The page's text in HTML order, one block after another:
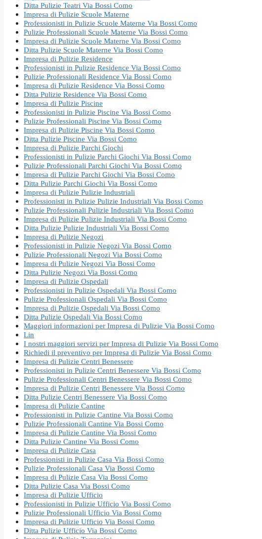
Ditta Pulizie Teatri Via Bossi Como
Impresa di Pulizie Scuole Materne
Professionisti in Pulizie Scuole Materne Via Bossi Como
Pulizie Professionali Scuole Materne Via Bossi Como
Impresa di Pulizie Scuole Materne Via Bossi Como
Ditta Pulizie Scuole Materne Via Bossi Como
Impresa di Pulizie Residence
Professionisti in Pulizie Residence Via Bossi Como
Pulizie Professionali Residence Via Bossi Como
Impresa di Pulizie Residence Via Bossi Como
Ditta Pulizie Residence Via Bossi Como
Impresa di Pulizie Piscine
Professionisti in Pulizie Piscine Via Bossi Como
Pulizie Professionali Piscine Via Bossi Como
Impresa di Pulizie Piscine Via Bossi Como
Ditta Pulizie Piscine Via Bossi Como
Impresa di Pulizie Parchi Giochi
Professionisti in Pulizie Parchi Giochi Via Bossi Como
Pulizie Professionali Parchi Giochi Via Bossi Como
Impresa di Pulizie Parchi Giochi Via Bossi Como
Ditta Pulizie Parchi Giochi Via Bossi Como
Impresa di Pulizie Pulizie Industriali
Professionisti in Pulizie Pulizie Industriali Via Bossi Como
Pulizie Professionali Pulizie Industriali Via Bossi Como
Impresa di Pulizie Pulizie Industriali Via Bossi Como
Ditta Pulizie Pulizie Industriali Via Bossi Como
Impresa di Pulizie Negozi
Professionisti in Pulizie Negozi Via Bossi Como
Pulizie Professionali Negozi Via Bossi Como
Impresa di Pulizie Negozi Via Bossi Como
Ditta Pulizie Negozi Via Bossi Como
Impresa di Pulizie Ospedali
Professionisti in Pulizie Ospedali Via Bossi Como
Pulizie Professionali Ospedali Via Bossi Como
Impresa di Pulizie Ospedali Via Bossi Como
Ditta Pulizie Ospedali Via Bossi Como
Maggiori informazioni per Impresa di Pulizie Via Bossi Como
Lin
I nostri maggiori servizi per Impresa di Pulizie Via Bossi Como
Richiedi il preventivo per Impresa di Pulizie Via Bossi Como
Impresa di Pulizie Centri Benessere
Professionisti in Pulizie Centri Benessere Via Bossi Como
Pulizie Professionali Centri Benessere Via Bossi Como
Impresa di Pulizie Centri Benessere Via Bossi Como
Ditta Pulizie Centri Benessere Via Bossi Como
Impresa di Pulizie Cantine
Professionisti in Pulizie Cantine Via Bossi Como
Pulizie Professionali Cantine Via Bossi Como
Impresa di Pulizie Cantine Via Bossi Como
Ditta Pulizie Cantine Via Bossi Como
Impresa di Pulizie Casa
Professionisti in Pulizie Casa Via Bossi Como
Pulizie Professionali Casa Via Bossi Como
Impresa di Pulizie Casa Via Bossi Como
Ditta Pulizie Casa Via Bossi Como
Impresa di Pulizie Ufficio
Professionisti in Pulizie Ufficio Via Bossi Como
Pulizie Professionali Ufficio Via Bossi Como
Impresa di Pulizie Ufficio Via Bossi Como
Ditta Pulizie Ufficio Via Bossi Como